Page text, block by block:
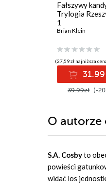
Fałszywy
Trylogia
1
Brian Klein
(27,59 zł najniższa
31.99
39.99zł (-
O autorze
S.A. Cosbyto
powieści
widać los